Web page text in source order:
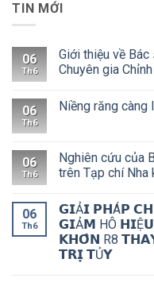
TIN MỚI
06
Th6
Giới thiệu về
Chuyên gia
06
Th6
Niềng răng
06
Th6
Nghiên cứu của
trên Tạp chí Nha
06
Th6
𝗚𝗜Ả𝗜 𝗣𝗛Á𝗣
𝗚𝗜Ả𝗠 HÔ
𝗞𝗛𝗢̂𝗡 R8 𝗧𝗛𝗔𝗬
𝗧𝗥𝗜̣ 𝗧Ủ𝗬